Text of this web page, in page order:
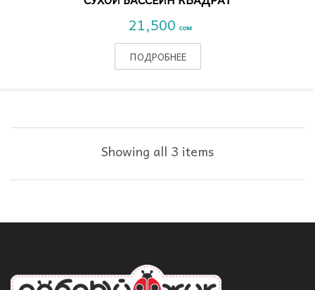
21,500 сом
ПОДРОБНЕЕ
Showing all 3 items